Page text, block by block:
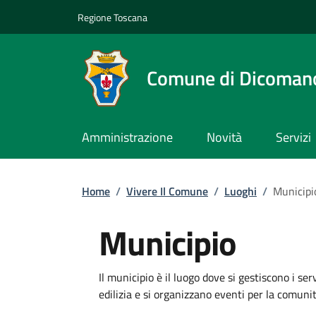
Regione ToscanaSlim top
Comune di
Amministrazione Novità Servizi
Briciole di pane
Home / Vivere Il Comune / Luoghi /
Municipio
Dettagli
Il municipio è il luogo dove si gestiscono i
edilizia e si organizzano eventi per la